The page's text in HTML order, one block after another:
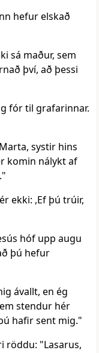
hefur elskað
sá maður, sem
því, að þessi
fór til grafarinnar.
systir hins
komin nálykt af
ekki: ,Ef þú trúir,
hóf upp augu
þú hefur
ávallt, en ég
stendur hér
hafir sent mig."
röddu: "Lasarus,